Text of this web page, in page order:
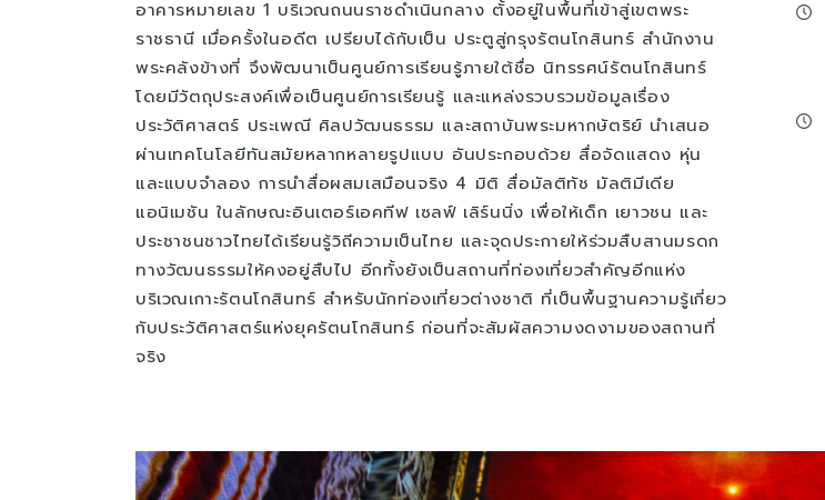
อาคารหมายเลข 1 บริเวณถนนราชดำเนินกลาง ตั้งอยู่ในพื้นที่เข้าสู่เขตพระ
ราชธานี เมื่อครั้งในอดีต เปรียบได้กับเป็น ประตูสู่กรุงรัตนโกสินทร์ สำนักงาน
พระคลังข้างที่ จึงพัฒนาเป็นศูนย์การเรียนรู้ภายใต้ชื่อ นิทรรศน์รัตนโกสินทร์
โดยมีวัตถุประสงค์เพื่อเป็นศูนย์การเรียนรู้ และแหล่งรวบรวมข้อมูลเรื่อง
ประวัติศาสตร์ ประเพณี ศิลปวัฒนธรรม และสถาบันพระมหากษัตริย์ นำเสนอ
ผ่านเทคโนโลยีทันสมัยหลากหลายรูปแบบ อันประกอบด้วย สื่อจัดแสดง หุ่น
และแบบจำลอง การนำสื่อผสมเสมือนจริง 4 มิติ สื่อมัลติทัช มัลติมีเดีย
แอนิเมชัน ในลักษณะอินเตอร์เอคทีฟ เซลฟ์ เลิร์นนิ่ง เพื่อให้เด็ก เยาวชน และ
ประชาชนชาวไทยได้เรียนรู้วิถีความเป็นไทย และจุดประกายให้ร่วมสืบสานมรดก
ทางวัฒนธรรมให้คงอยู่สืบไป อีกทั้งยังเป็นสถานที่ท่องเที่ยวสำคัญอีกแห่ง
บริเวณเกาะรัตนโกสินทร์ สำหรับนักท่องเที่ยวต่างชาติ ที่เป็นพื้นฐานความรู้เกี่ยว
กับประวัติศาสตร์แห่งยุครัตนโกสินทร์ ก่อนที่จะสัมผัสความงดงามของสถานที่
จริง